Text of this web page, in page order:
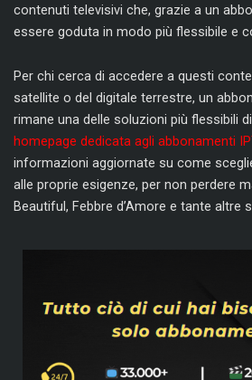
contenuti televisivi che, grazie a un
essere goduta in modo più flessibile e
Per chi cerca di accedere a questi
satellite o del digitale terrestre, un
rimane una delle soluzioni più flessibili
homepage dedicata agli abbonamenti
informazioni aggiornate su come
alle proprie esigenze, per non perdere
Beautiful, Febbre d’Amore e tante altre